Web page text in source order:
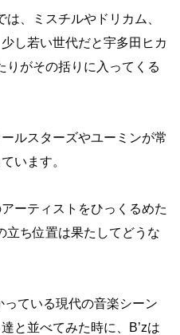
は、ミスチルやドリカム、
し若い世代だと宇多田ヒカ
りがその括りに入ってくる
ルスターズやユーミンが常
います。
ーティストをひっくるめた
立ち位置は果たしてどうな
ている現代の音楽シーン
と並べてみた時に、B’zは